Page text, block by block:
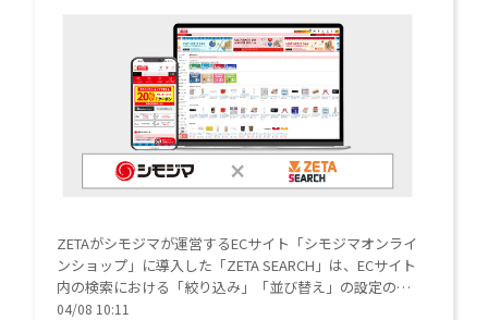
ZETAがシモジマが運営するECサイト「シモジマオンライ
ンショップ」に導入した「ZETA SEARCH」は、ECサイト
内の検索における「絞り込み」「並び替え」の設定の自
由度・柔軟性を追求したEC商品検索・サイト内検索エン
04/08 10:11